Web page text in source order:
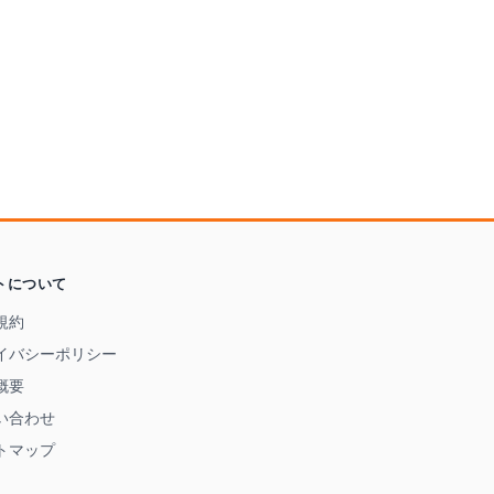
について
約
バシーポリシー
要
合わせ
マップ